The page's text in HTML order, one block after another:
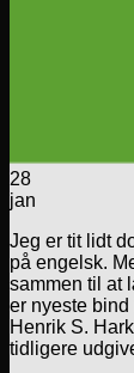
28
jan
Jeg er tit lidt
på engelsk.
sammen til at
er nyeste
Henrik S.
tidligere